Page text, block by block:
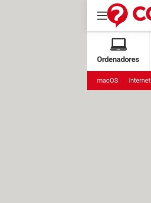
Ordenadores
macOS Internet